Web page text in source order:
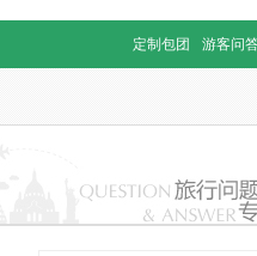
定制包团 游客问